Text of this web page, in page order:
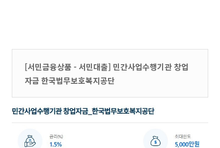
[서민금융상품 - 서민대출] 민간사업수행기관 창업
자금 한국법무보호복지공단